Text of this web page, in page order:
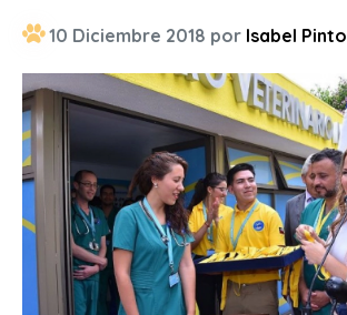
10 Diciembre 2018 por Isabel Pinto